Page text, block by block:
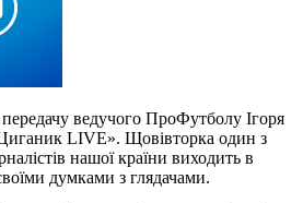
ведучого ПроФутболу Ігоря
LIVE». Щовівторка один з
нашої країни виходить в
думками з глядачами.